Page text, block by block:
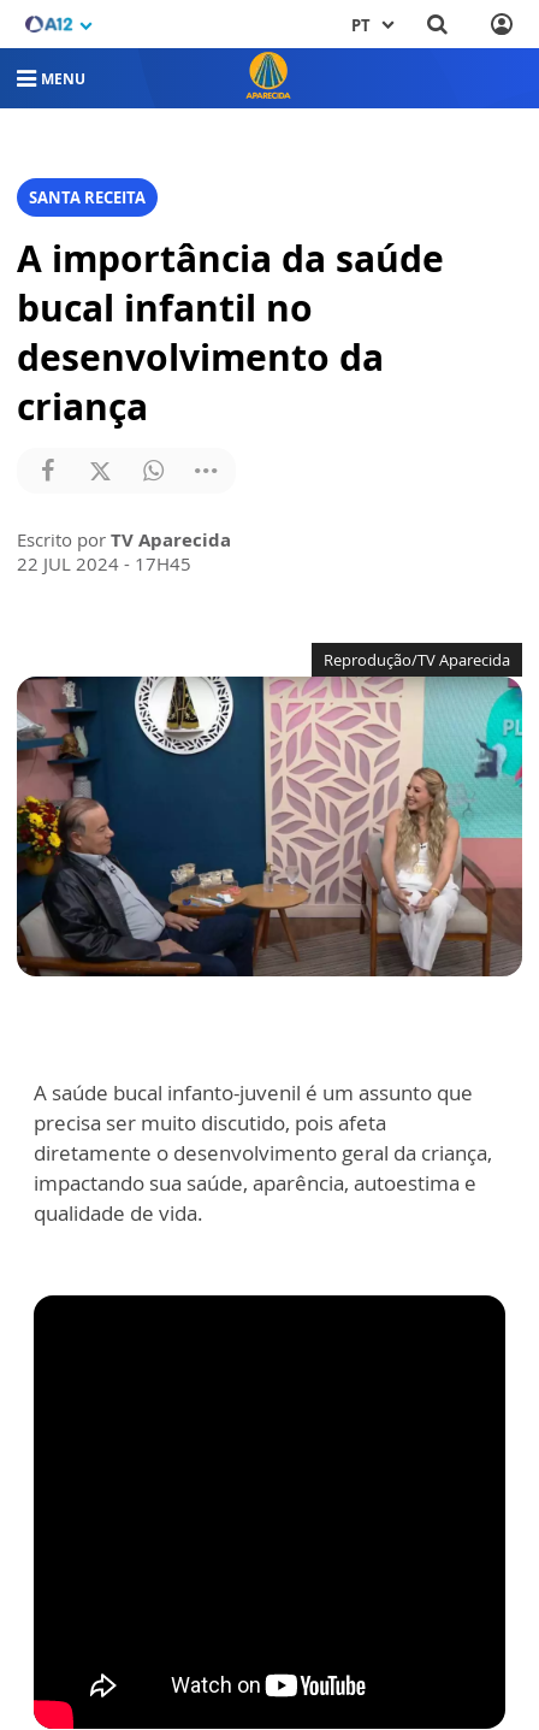
PT
MENU
SANTA RECEITA
A importância da saúde
bucal infantil no
desenvolvimento da
criança
Escrito por TV Aparecida
22 JUL 2024 - 17H45
Reprodução/TV Aparecida
A saúde bucal infanto-juvenil é um assunto que
precisa ser muito discutido, pois afeta
diretamente o desenvolvimento geral da criança,
impactando sua saúde, aparência, autoestima e
qualidade de vida.